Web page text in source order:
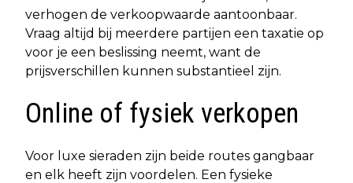
verhogen de verkoopwaarde aantoonbaar.
Vraag altijd bij meerdere partijen een taxatie op
voor je een beslissing neemt, want de
prijsverschillen kunnen substantieel zijn.
Online of fysiek verkopen
Voor luxe sieraden zijn beide routes gangbaar
en elk heeft zijn voordelen. Een fysieke